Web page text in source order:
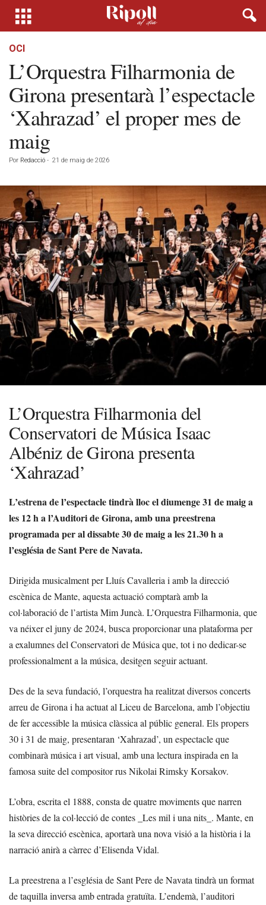
OCI
L’Orquestra Filharmonia de
Girona presentarà l’espectacle
‘Xahrazad’ el proper mes de
maig
Por Redacció - 21 de maig de 2026
L’Orquestra Filharmonia del
Conservatori de Música Isaac
Albéniz de Girona presenta
‘Xahrazad’
L’estrena de l’espectacle tindrà lloc el diumenge 31 de maig a
les 12 h a l’Auditori de Girona, amb una preestrena
programada per al dissabte 30 de maig a les 21.30 h a
l’església de Sant Pere de Navata.
Dirigida musicalment per Lluís Cavalleria i amb la direcció
escènica de Mante, aquesta actuació comptarà amb la
col·laboració de l’artista Mim Juncà. L’Orquestra Filharmonia, que
va néixer el juny de 2024, busca proporcionar una plataforma per
a exalumnes del Conservatori de Música que, tot i no dedicar-se
professionalment a la música, desitgen seguir actuant.
Des de la seva fundació, l’orquestra ha realitzat diversos concerts
arreu de Girona i ha actuat al Liceu de Barcelona, amb l’objectiu
de fer accessible la música clàssica al públic general. Els propers
30 i 31 de maig, presentaran ‘Xahrazad’, un espectacle que
combinarà música i art visual, amb una lectura inspirada en la
famosa suite del compositor rus Nikolai Rimsky Korsakov.
L’obra, escrita el 1888, consta de quatre moviments que narren
històries de la col·lecció de contes _Les mil i una nits_. Mante, en
la seva direcció escènica, aportarà una nova visió a la història i la
narració anirà a càrrec d’Elisenda Vidal.
La preestrena a l’església de Sant Pere de Navata tindrà un format
de taquilla inversa amb entrada gratuïta. L’endemà, l’auditori